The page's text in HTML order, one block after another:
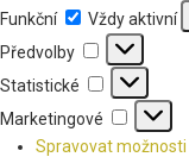
Funkční
Funkční
Vždy aktivní
Předvolby
Předvolby
Statistické Statistické
Marketingové
Spravovat možnosti